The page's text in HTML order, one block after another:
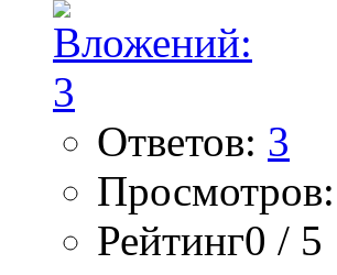
Ответов: 3
Рейтинг0 / 5